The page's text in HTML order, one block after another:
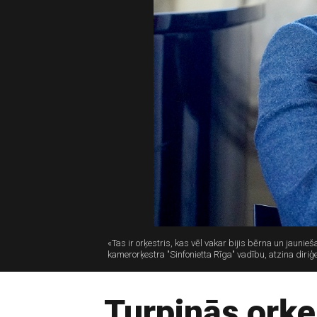
«Tas ir orķestris, kas vēl vakar bijis bērna un
kamerorķestra "Sinfonietta Rīga" vadību, atzina